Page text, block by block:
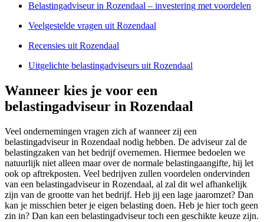
Belastingadviseur in Rozendaal – investering met voordelen
Veelgestelde vragen uit Rozendaal
Recensies uit Rozendaal
Uitgelichte belastingadviseurs uit Rozendaal
Wanneer kies je voor een
belastingadviseur in Rozendaal
Veel ondernemingen vragen zich af wanneer zij een
belastingadviseur in Rozendaal nodig hebben. De adviseur zal de
belastingzaken van het bedrijf overnemen. Hiermee bedoelen we
natuurlijk niet alleen maar over de normale belastingaangifte, hij let
ook op aftrekposten. Veel bedrijven zullen voordelen ondervinden
van een belastingadviseur in Rozendaal, al zal dit wel afhankelijk
zijn van de grootte van het bedrijf. Heb jij een lage jaaromzet? Dan
kan je misschien beter je eigen belasting doen. Heb je hier toch geen
zin in? Dan kan een belastingadviseur toch een geschikte keuze zijn.